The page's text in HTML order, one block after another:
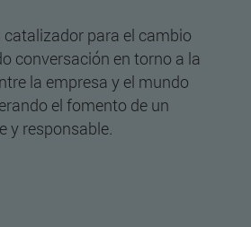
para el cambio
conversación en torno a la
la empresa y el mundo
el fomento de un
y responsable.